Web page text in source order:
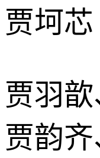
贾坷芯
贾羽歆
贾韵齐